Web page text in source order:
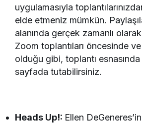
uygulamasıyla
elde etmeniz mümkün.
alanında gerçek zamanlı
Zoom toplantıları öncesinde
olduğu gibi, toplantı
sayfada tutabilirsiniz.
Heads Up!: Ellen